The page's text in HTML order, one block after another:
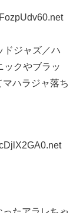
ドジャズ／ハ
ックやブラッ
ハラジャ落ち